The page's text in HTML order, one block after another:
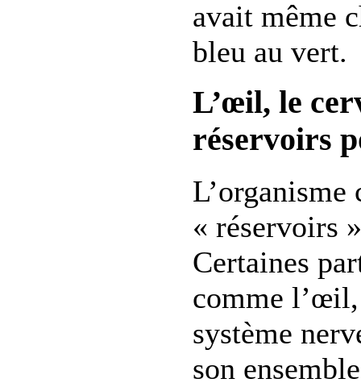
avait même
bleu au vert.
L’œil, le
réservoirs
« réservoirs
Certaines
comme
système
son